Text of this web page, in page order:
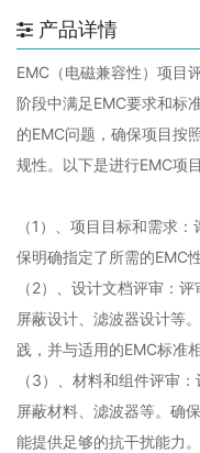
产品详情
EMC（电磁兼容性）项目
阶段中满足EMC要求和标
的EMC问题，确保项目按
规性。以下是进行EMC项
（1）、项目目标和需求
保明确指定了所需的EMC
（2）、 设计文档评审：评
屏蔽设计、滤波器设计等
践，并与适用的EMC标准相
（3）、 材料和组件评审：
屏蔽材料、滤波器等。确
能提供足够的抗干扰能力。